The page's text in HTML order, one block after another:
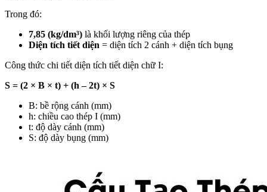
Trong đó:
7,85 (kg/dm³) là khối lượng riêng của thép
Diện tích tiết diện = diện tích 2 cánh + diện tích bụng
Công thức chi tiết diện tích tiết diện chữ I:
S = (2 × B × t) + (h – 2t) × S
B: bề rộng cánh (mm)
h: chiều cao thép I (mm)
t: độ dày cánh (mm)
S: độ dày bụng (mm)